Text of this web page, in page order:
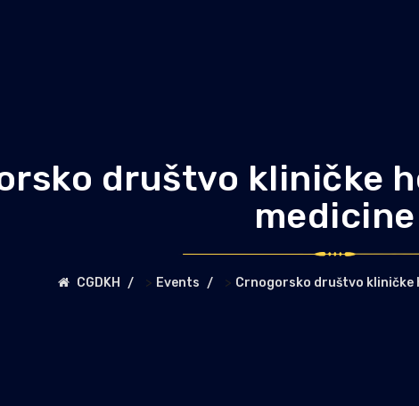
društvo kliničke
medicine
CGDKH > Events > Crnogorsko društvo kliničke